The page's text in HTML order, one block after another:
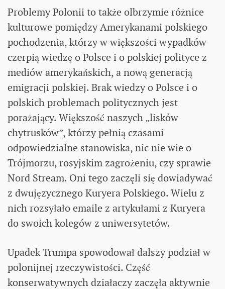
Problemy Polonii to także olbrzymie różnice
kulturowe pomiędzy Amerykanami polskiego
pochodzenia, którzy w większości wypadków
czerpią wiedzę o Polsce i o polskiej polityce z
mediów amerykańskich, a nową generacją
emigracji polskiej. Brak wiedzy o Polsce i o
polskich problemach politycznych jest
porażający. Większość naszych „lisków
chytrusków”, którzy pełnią czasami
odpowiedzialne stanowiska, nic nie wie o
Trójmorzu, rosyjskim zagrożeniu, czy sprawie
Nord Stream. Oni tego zaczęli się dowiadywać
z dwujęzycznego Kuryera Polskiego. Wielu z
nich rozsyłało emaile z artykułami z Kuryera
do swoich kolegów z uniwersytetów.
Upadek Trumpa spowodował dalszy podział w
polonijnej rzeczywistości. Część
konserwatywnych działaczy zaczęła aktywnie